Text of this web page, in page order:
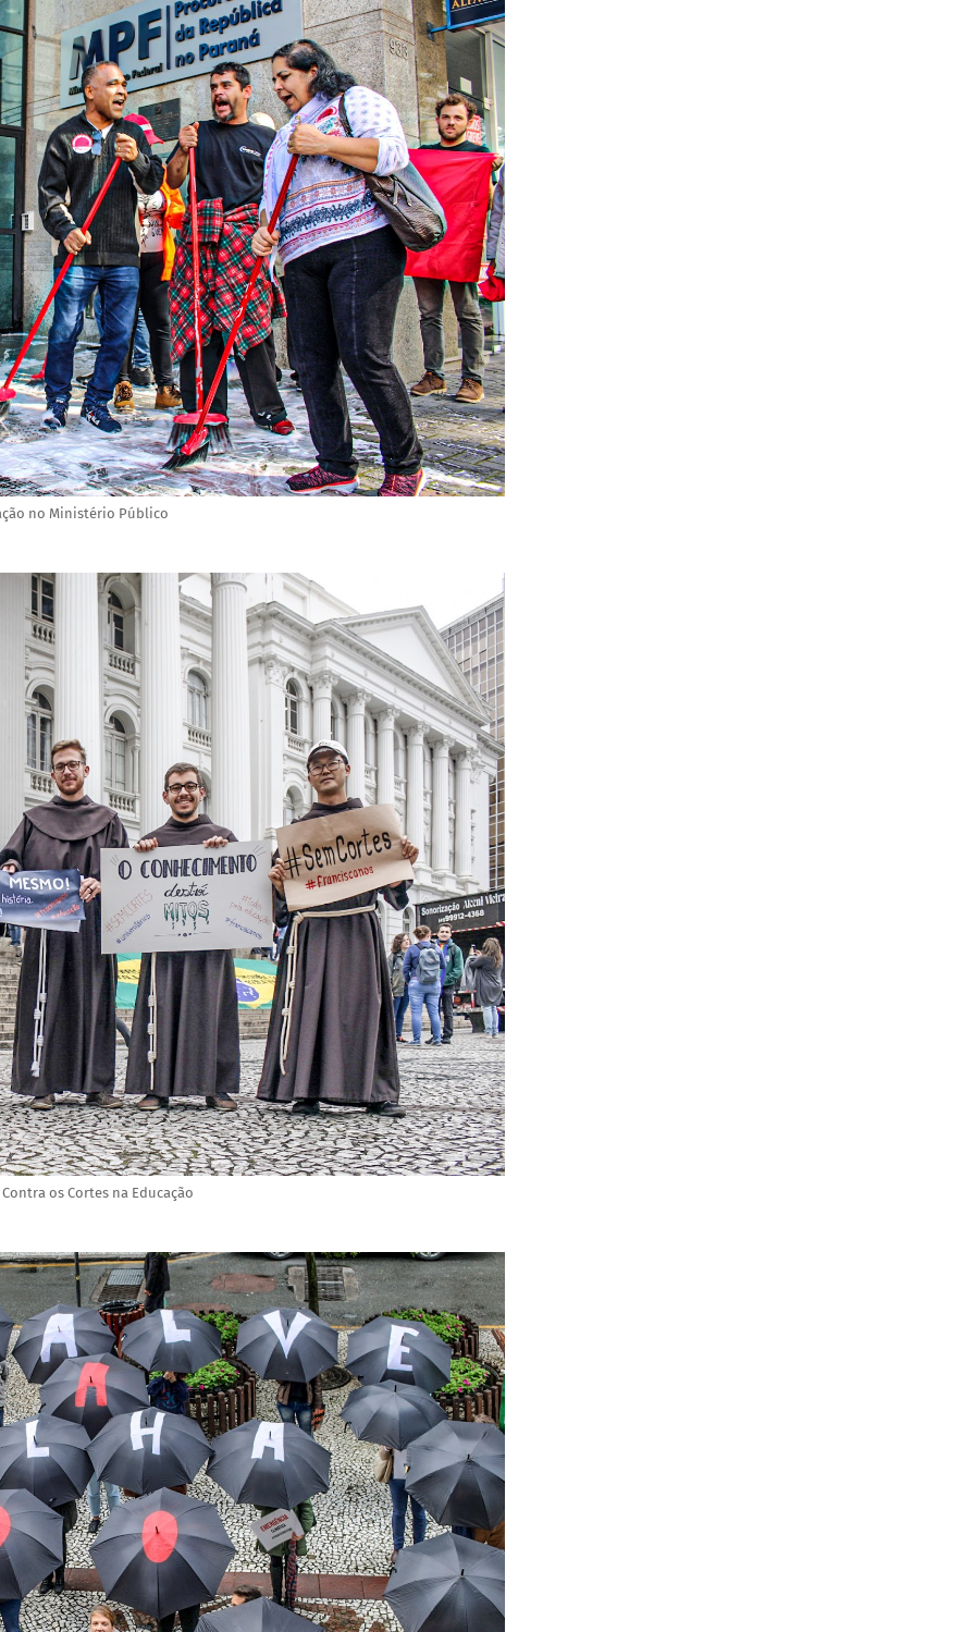
no Ministério Público
os Cortes na Educação